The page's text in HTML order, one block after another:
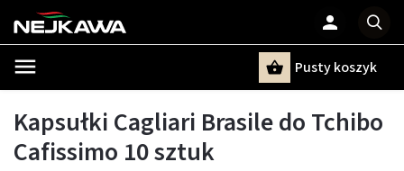
Pusty koszyk
Kapsułki Cagliari Brasile do Tchibo
Cafissimo 10 sztuk